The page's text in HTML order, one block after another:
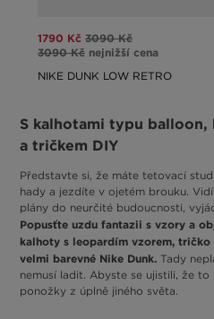
1790 Kč 3090 Kč
3090 Kč nejnižší cena
NIKE DUNK LOW RETRO
S kalhotami typu
a tričkem DIY
Představte si, že máte tetovací
hady a jezdíte v ojetém brouku.
plány do neurčité budoucnosti,
Popusťte uzdu fantazii s vzory a
kalhoty s leopardím vzorem,
velmi barevné Nike Dunk. Tady
nemusí ladit. Abyste se ujistili, že
ponožky z úplně jiného světa.